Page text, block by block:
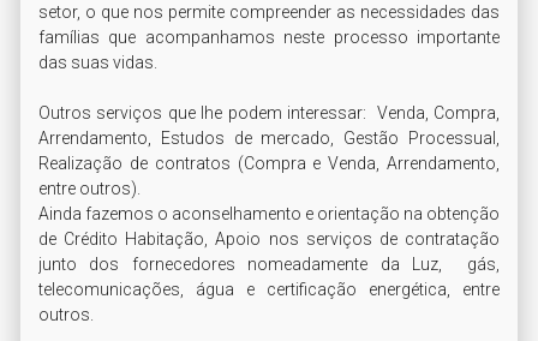
setor, o que nos permite compreender as necessidades das
famílias que acompanhamos neste processo importante
das suas vidas.
Outros serviços que lhe podem interessar:  Venda, Compra,
Arrendamento, Estudos de mercado, Gestão Processual,
Realização de contratos (Compra e Venda, Arrendamento,
entre outros).
Ainda fazemos o aconselhamento e orientação na obtenção
de Crédito Habitação, Apoio nos serviços de contratação
junto dos fornecedores nomeadamente da Luz,  gás,
telecomunicações, água e certificação energética, entre
outros.